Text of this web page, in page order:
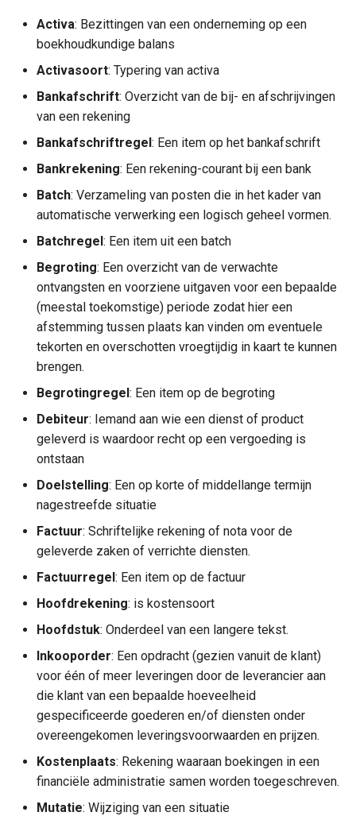
Onderwijs
Sport, Cultuur en Recreatie
Sociaal domein
Generieke definities
Domein
Volksgezondheid en milieu
leefomgeving en
stedelijke vernieuwing
Interne organisatie
Dienstverlening
Kern
Jeugdbescherming
Gemeentebegrafenissen
Dak- en thuislozen
Sociaal Domein Generiek
Batch
Batchregel
Begroting
Begrotingregel
Doelstelling
Factuurregel
Hoofdrekening
Hoofdstuk
Inkooporder
Kostenplaats
Mutatie
Opdrachtgever
Opdrachtnemer
Product
Subrekening
Werkorder
Activa: Bezittingen van een onderneming op een
boekhoudkundige balans
Activasoort: Typering van activa
Bankafschrift: Overzicht van de bij- en afschrijvingen
van een rekening
Bankafschriftregel: Een item op het bankafschrift
Bankrekening: Een rekening-courant bij een bank
Batch: Verzameling van posten die in het kader van
automatische verwerking een logisch geheel vormen.
Batchregel: Een item uit een batch
Begroting: Een overzicht van de verwachte
ontvangsten en voorziene uitgaven voor een bepaalde
(meestal toekomstige) periode zodat hier een
afstemming tussen plaats kan vinden om eventuele
tekorten en overschotten vroegtijdig in kaart te kunnen
brengen.
Begrotingregel: Een item op de begroting
Debiteur: Iemand aan wie een dienst of product
geleverd is waardoor recht op een vergoeding is
ontstaan
Doelstelling: Een op korte of middellange termijn
nagestreefde situatie
Factuur: Schriftelijke rekening of nota voor de
geleverde zaken of verrichte diensten.
Factuurregel: Een item op de factuur
Hoofdrekening: is kostensoort
Hoofdstuk: Onderdeel van een langere tekst.
Inkooporder: Een opdracht (gezien vanuit de klant)
voor één of meer leveringen door de leverancier aan
die klant van een bepaalde hoeveelheid
gespecificeerde goederen en/of diensten onder
overeengekomen leveringsvoorwaarden en prijzen.
Kostenplaats: Rekening waaraan boekingen in een
financiële administratie samen worden toegeschreven.
Mutatie: Wijziging van een situatie